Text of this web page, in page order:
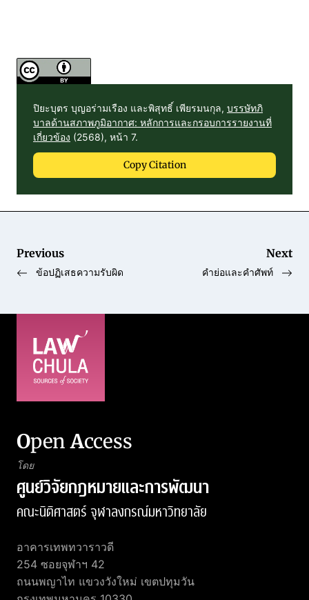
ปิยะบุตร บุญอร่ามเรือง และพิสุทธิ์ เพียรมนกุล, บรรษัทภิ
บาลด้านสภาพภูมิอากาศ: หลักการและกรอบการรายงานที่
เกี่ยวข้อง (2568), หน้า 7.
Copy Citation
Previous
ข้อปฏิเสธความรับผิด
Next
คำย่อและคำศัพท์
OpenAccess
โดย
ศูนย์วิจัยกฎหมายและการพัฒนา
คณะนิติศาสตร์ จุฬาลงกรณ์มหาวิทยาลัย
อาคารเทพทวาราวดี
254 ซอยจุฬาฯ 42
ถนนพญาไท แขวงวังใหม่ เขตปทุมวัน